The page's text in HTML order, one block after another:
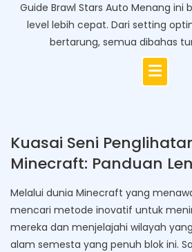
Guide Brawl Stars Auto Menang ini
level lebih cepat. Dari setting
bertarung, semua dibahas
Kuasai Seni
Minecraft: Panduan
Melalui dunia Minecraft yang
mencari metode inovatif untuk
mereka dan menjelajahi wilayah
alam semesta yang penuh blok ini.